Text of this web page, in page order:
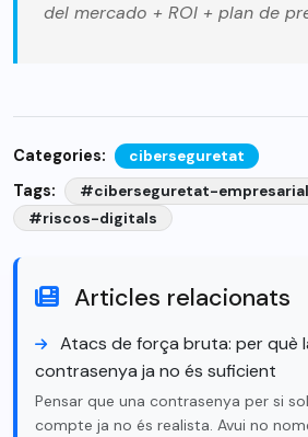
del mercado + ROI + plan de
Categories: ciberseguretat
Tags: #ciberseguretat-empresarial
#riscos-digitals
Articles relacionats
Atacs de força bruta: per què
contrasenya ja no és suficient
Pensar que una contrasenya per si
compte ja no és realista. Avui no